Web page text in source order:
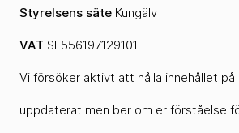
Styrelsens säte Kungälv
VAT SE556197129101
Vi försöker aktivt att hålla innehållet på
uppdaterat men ber om er förståelse